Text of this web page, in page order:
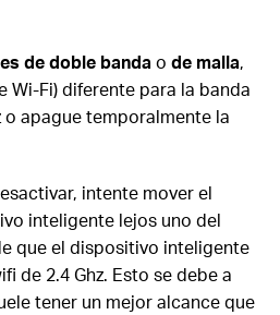
de doble banda ode malla,
Wi-Fi) diferente para la banda
o apague temporalmente la
intente mover el
inteligente lejos uno del
que el dispositivo inteligente
de 2.4 Ghz. Esto se debe a
tener un mejor alcance que